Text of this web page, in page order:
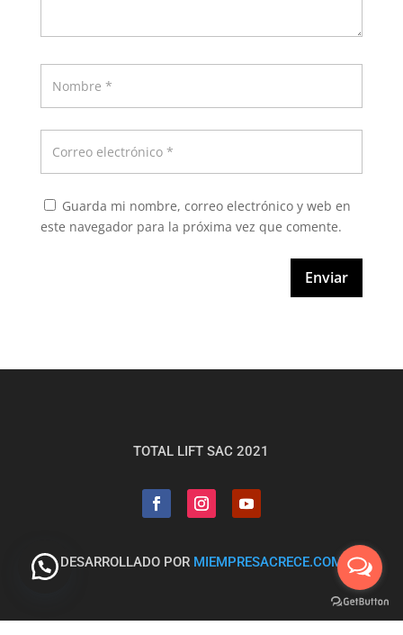
Guarda mi nombre, correo electrónico y web en
este navegador para la próxima vez que comente.
Enviar
TOTAL LIFT SAC 2021
DESARROLLADO POR MIEMPRESACRECE.COM